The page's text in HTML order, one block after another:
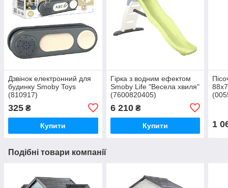
Дзвінок електронний для
будинку Smoby Toys
(810917)
325 ₴
Купити
Гірка з водним ефектом
Smoby Life "Весела хвиля"
(7600820405)
6 210₴
Купити 1
Подібні товари компанії